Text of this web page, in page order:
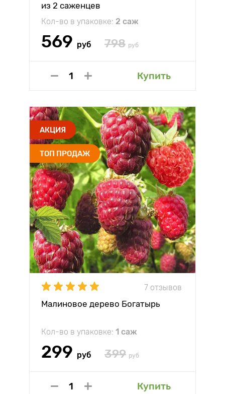
из 2 саженцев
Кол-во в упаковке: 2 саж
569 руб 798 руб
Купить
АКЦИЯ
ТОП ПРОДАЖ
7 отзывов
Малиновое дерево Богатырь
Кол-во в упаковке: 1 саж
299 руб 399 руб
Купить